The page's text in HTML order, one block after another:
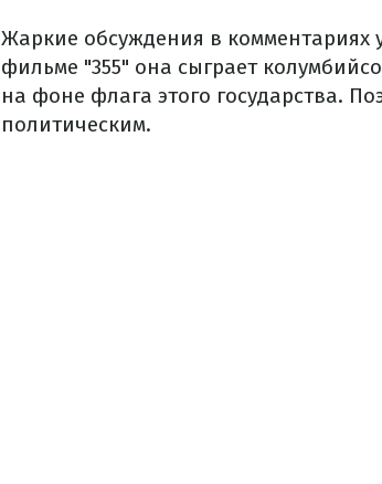
Жаркие обсуждения в комментариях
фильме "355" она сыграет
на фоне флага этого государства.
политическим.